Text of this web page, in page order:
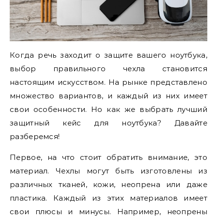
Когда речь заходит о защите вашего ноутбука,
выбор правильного чехла становится
настоящим искусством. На рынке представлено
множество вариантов, и каждый из них имеет
свои особенности. Но как же выбрать лучший
защитный кейс для ноутбука? Давайте
разберемся!
Первое, на что стоит обратить внимание, это
материал. Чехлы могут быть изготовлены из
различных тканей, кожи, неопрена или даже
пластика. Каждый из этих материалов имеет
свои плюсы и минусы. Например, неопрены